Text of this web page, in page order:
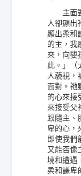
主面對
人卻顯出
顯出柔和
的主，我
來，向嬰
此。」（
人藐視，
面對。祂
的心來接
來接受父
跟隨主、
卑的心，
即使我們
又能否像
境和遭遇
柔和謙卑